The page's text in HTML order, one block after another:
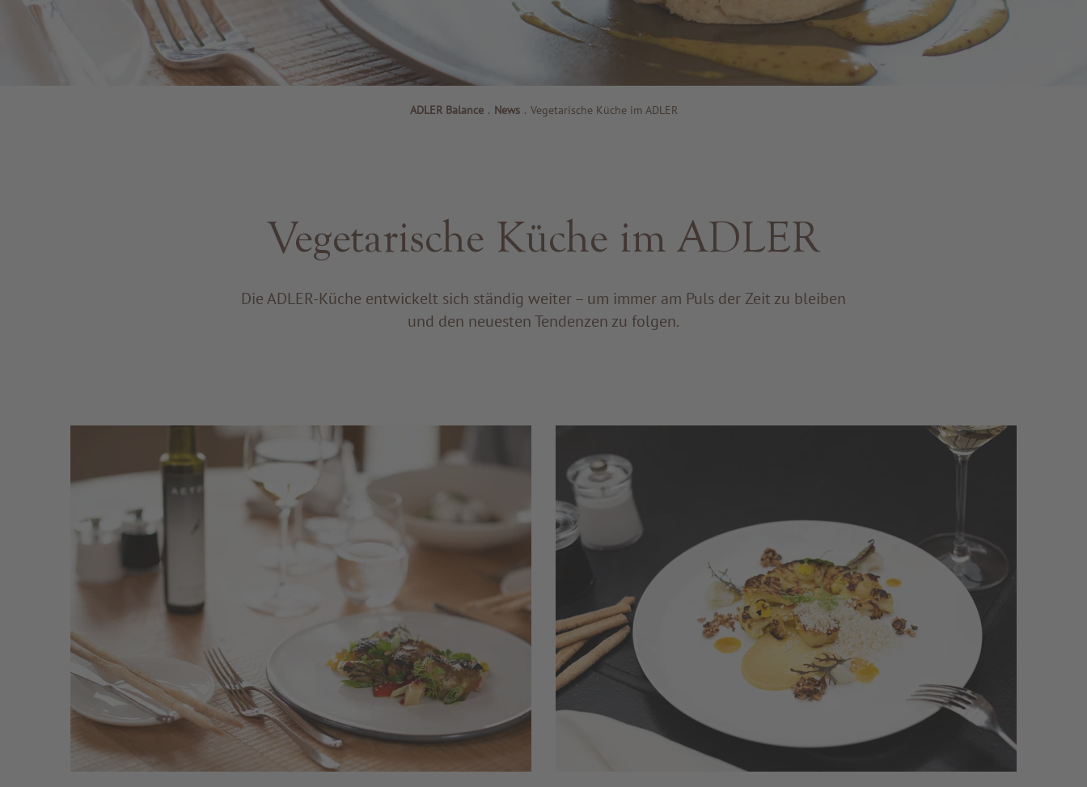
ADLER Balance . News . Vegetarische Küche im ADLER
Vegetarische Küche im ADLER
Die ADLER-Küche entwickelt sich ständig weiter – um immer am Puls der Zeit zu bleiben
und den neuesten Tendenzen zu folgen.